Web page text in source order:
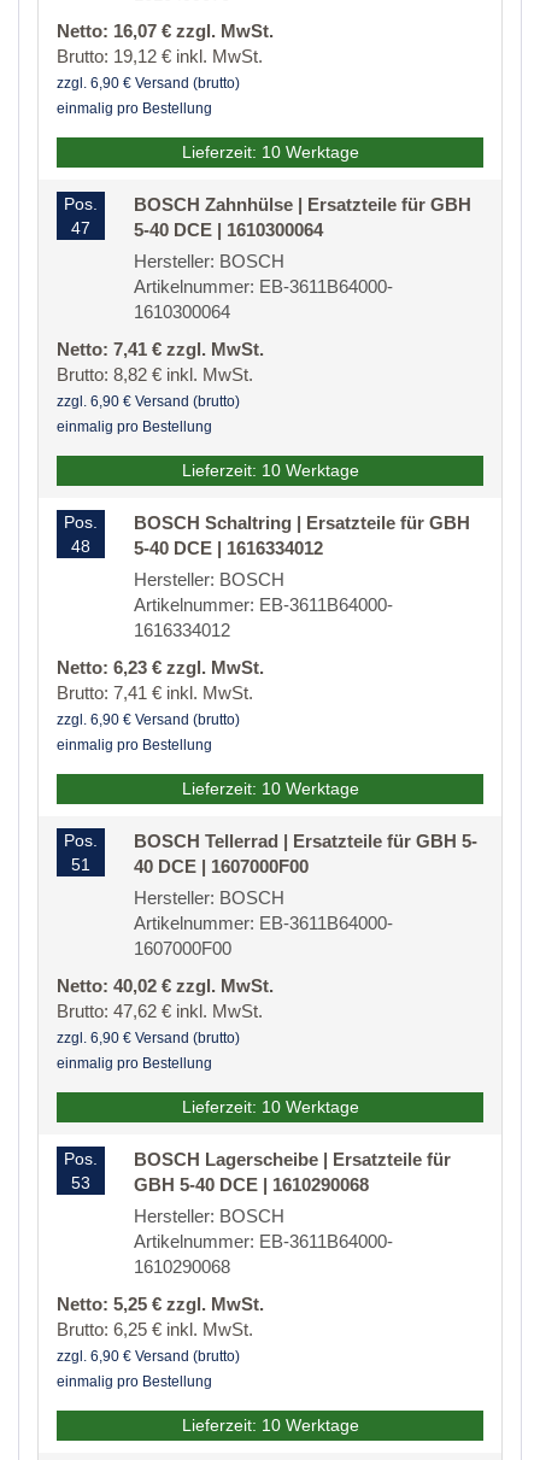
Netto: 16,07 € zzgl. MwSt.
Brutto: 19,12 € inkl. MwSt.
zzgl. 6,90 € Versand (brutto)
einmalig pro Bestellung
Lieferzeit: 10 Werktage
Pos.
47
BOSCH Zahnhülse | Ersatzteile für GBH
5-40 DCE | 1610300064
Hersteller: BOSCH
Artikelnummer: EB-3611B64000-
1610300064
Netto: 7,41 € zzgl. MwSt.
Brutto: 8,82 € inkl. MwSt.
zzgl. 6,90 € Versand (brutto)
einmalig pro Bestellung
Lieferzeit: 10 Werktage
Pos.
48
BOSCH Schaltring | Ersatzteile für GBH
5-40 DCE | 1616334012
Hersteller: BOSCH
Artikelnummer: EB-3611B64000-
1616334012
Netto: 6,23 € zzgl. MwSt.
Brutto: 7,41 € inkl. MwSt.
zzgl. 6,90 € Versand (brutto)
einmalig pro Bestellung
Lieferzeit: 10 Werktage
Pos.
51
BOSCH Tellerrad | Ersatzteile für GBH 5-
40 DCE | 1607000F00
Hersteller: BOSCH
Artikelnummer: EB-3611B64000-
1607000F00
Netto: 40,02 € zzgl. MwSt.
Brutto: 47,62 € inkl. MwSt.
zzgl. 6,90 € Versand (brutto)
einmalig pro Bestellung
Lieferzeit: 10 Werktage
Pos.
53
BOSCH Lagerscheibe | Ersatzteile für
GBH 5-40 DCE | 1610290068
Hersteller: BOSCH
Artikelnummer: EB-3611B64000-
1610290068
Netto: 5,25 € zzgl. MwSt.
Brutto: 6,25 € inkl. MwSt.
zzgl. 6,90 € Versand (brutto)
einmalig pro Bestellung
Lieferzeit: 10 Werktage